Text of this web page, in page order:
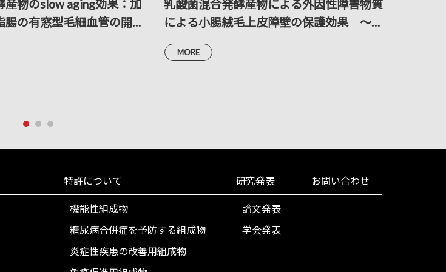
産物のslow aging効果：加
腸の有窓型毛細血管の開窓
析による考察
乳酸菌混合発酵産物による外因性障害物質
による小腸絨毛上皮障壁の保護効果 ～走
査および透過電子顕微鏡による解析～
MORE
特許について
機能性組成物
糖尿病合併症を予防する組成物
炎症性疾患の改善用組成物
研究発表
論文発表
学会発表
お問い合わせ